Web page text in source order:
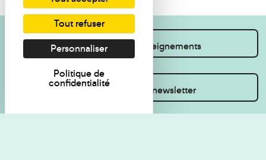
Je souhaite des renseignements
Inscrivez-vous à la newsletter
Tout refuser
Personnaliser
Politique de
confidentialité